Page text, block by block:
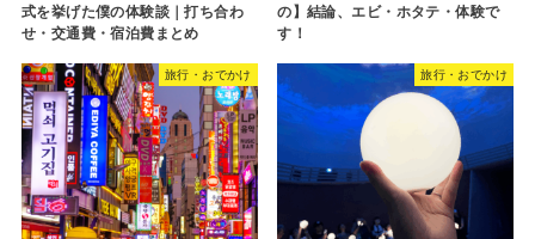
式を挙げた僕の体験談｜打ち合わ
せ・交通費・宿泊費まとめ
の】結論、エビ・ホタテ・体験で
す！
旅行・おでかけ 旅行・おでかけ